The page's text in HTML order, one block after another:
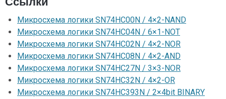
Микросхема логики SN74HC00N / 4×2-NAND
Микросхема логики SN74HC04N / 6×1-NOT
Микросхема логики SN74HC02N / 4×2-NOR
Микросхема логики SN74HC08N / 4×2-AND
Микросхема логики SN74HC27N / 3×3-NOR
Микросхема логики SN74HC32N / 4×2-OR
Микросхема логики SN74HC393N / 2×4bit BINARY